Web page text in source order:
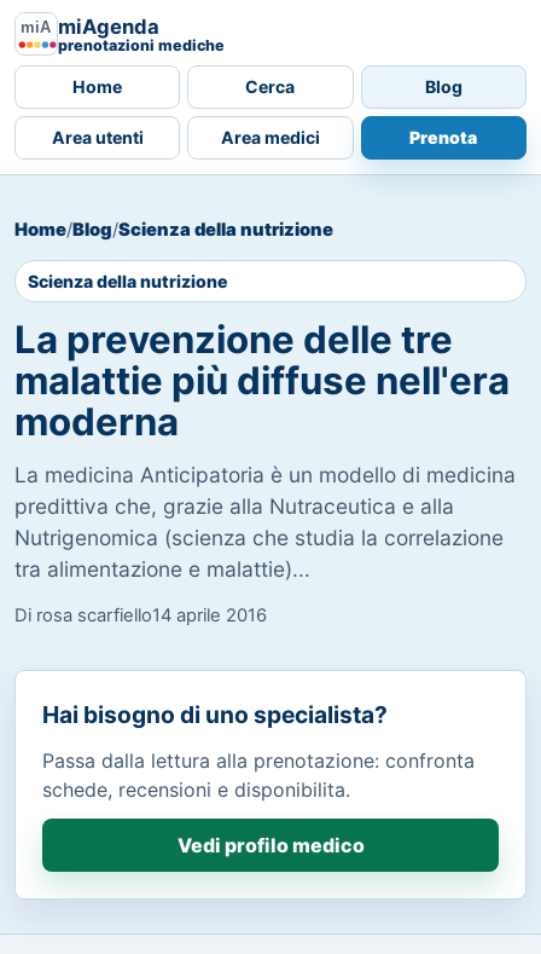
miAgenda
prenotazioni mediche
Home Cerca Blog
Area utenti Area medici Prenota
Home/Blog/Scienza della nutrizione
Scienza della nutrizione
La prevenzione delle tre
malattie più diffuse nell'era
moderna
La medicina Anticipatoria è un modello di medicina
predittiva che, grazie alla Nutraceutica e alla
Nutrigenomica (scienza che studia la correlazione
tra alimentazione e malattie)...
Di rosa scarfiello14 aprile 2016
Hai bisogno di uno specialista?
Passa dalla lettura alla prenotazione: confronta
schede, recensioni e disponibilita.
Vedi profilo medico